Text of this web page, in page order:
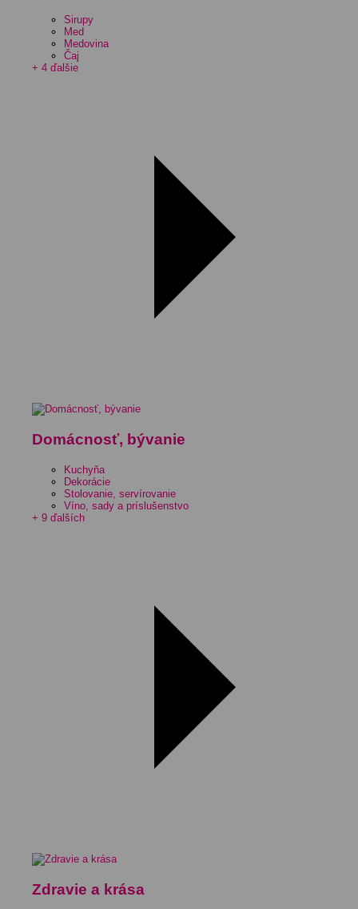
Sirupy
Med
Medovina
Čaj
+ 4 ďalšie
Domácnosť, bývanie
Kuchyňa
Dekorácie
Stolovanie, servírovanie
Víno, sady a príslušenstvo
+ 9 ďalších
Zdravie a krása